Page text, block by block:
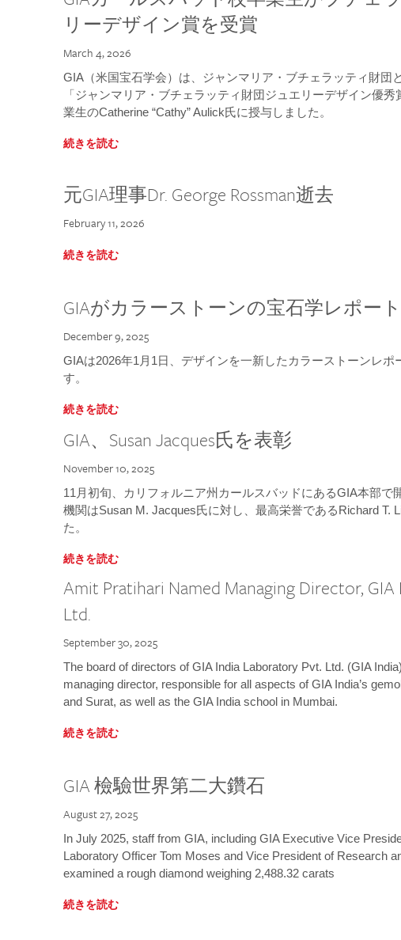
リーデザイン賞を受賞
March 4, 2026
GIA（米国宝石学会）は、ジャンマリア・ブチェラッティ財団
「ジャンマリア・ブチェラッティ財団ジュエリーデザイン優
業生のCatherine “Cathy” Aulick氏に授与しました。
続きを読む
元GIA理事Dr. George Rossman逝去
February 11, 2026
続きを読む
GIAがカラーストーンの宝石学レポー
December 9, 2025
GIAは2026年1月1日、デザインを一新したカラーストーンレポ
す。
続きを読む
GIA、Susan Jacques氏を表彰
November 10, 2025
11月初旬、カリフォルニア州カールスバッドにあるGIA本部で
機関はSusan M. Jacques氏に対し、最高栄誉であるRichard T.
た。
続きを読む
Amit Pratihari Named Managing Director,
Ltd.
September 30, 2025
The board of directors of GIA India Laboratory Pvt. Ltd. (GIA
managing director, responsible for all aspects of GIA India’s
and Surat, as well as the GIA India school in Mumbai.
続きを読む
GIA 檢驗世界第二大鑽石
August 27, 2025
In July 2025, staff from GIA, including GIA Executive Vice
Laboratory Officer Tom Moses and Vice President of Research
examined a rough diamond weighing 2,488.32 carats
続きを読む